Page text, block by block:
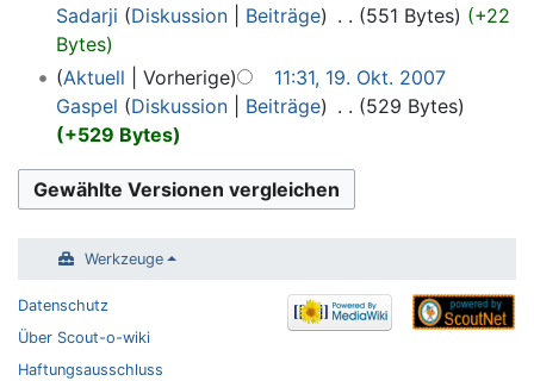
Sadarji
Diskussion Beiträge 551 Bytes
+22
Bytes
Aktuell
Vorherige
11:31, 19. Okt. 2007
Gaspel
Diskussion Beiträge
529 Bytes
+529 Bytes
Werkzeuge
Datenschutz
Über Scout-o-wiki
Haftungsausschluss